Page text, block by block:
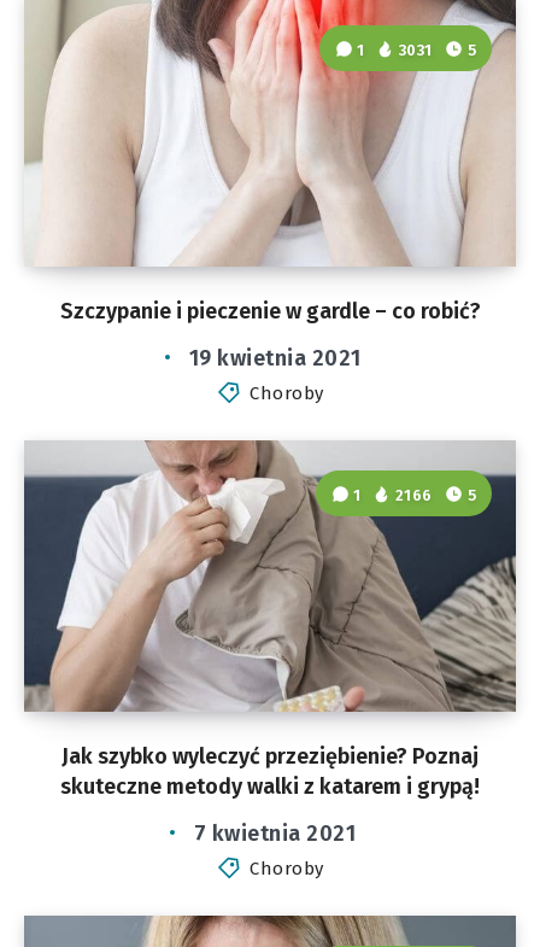
Szczypanie i pieczenie w gardle – co robić?
1 3031 5
19 kwietnia 2021
Choroby
Jak szybko wyleczyć przeziębienie? Poznaj
skuteczne metody walki z katarem i grypą!
1 2166 5
7 kwietnia 2021
Choroby